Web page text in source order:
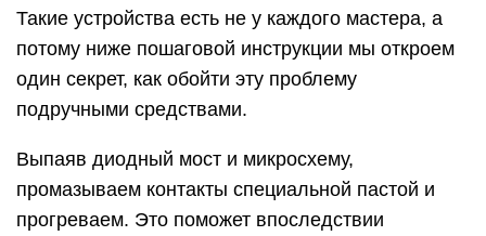
Такие устройства есть не у каждого мастера, а
потому ниже пошаговой инструкции мы откроем
один секрет, как обойти эту проблему
подручными средствами.
Выпаяв диодный мост и микросхему,
промазываем контакты специальной пастой и
прогреваем. Это поможет впоследствии